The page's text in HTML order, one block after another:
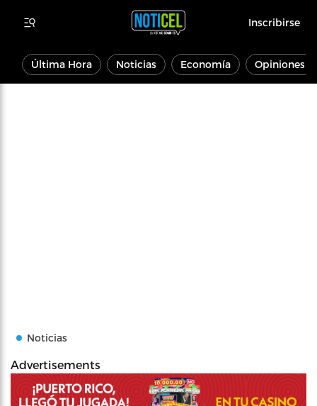
Inscribirse
Última Hora Noticias Economía Opiniones
Noticias
Advertisements